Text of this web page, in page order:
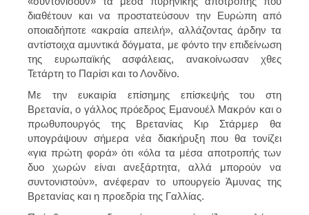
διαθέτουν και να προστατεύσουν την Ευρώπη από
οποιαδήποτε «ακραία απειλή», αλλάζοντας άρδην τα
αντίστοιχα αμυντικά δόγματα, με φόντο την επιδείνωση
της ευρωπαϊκής ασφάλειας, ανακοίνωσαν χθες
Τετάρτη το Παρίσι και το Λονδίνο.
Με την ευκαιρία επίσημης επίσκεψής του στη
Βρετανία, ο γάλλος πρόεδρος Εμανουέλ Μακρόν και ο
πρωθυπουργός της Βρετανίας Κιρ Στάρμερ θα
υπογράψουν σήμερα νέα διακήρυξη που θα τονίζει
«για πρώτη φορά» ότι «όλα τα μέσα αποτροπής των
δυο χωρών είναι ανεξάρτητα, αλλά μπορούν να
συντονιστούν», ανέφεραν το υπουργείο Άμυνας της
Βρετανίας και η προεδρία της Γαλλίας.